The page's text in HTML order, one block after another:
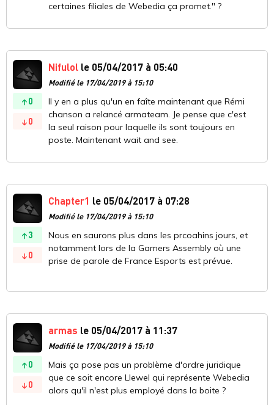
certaines filiales de Webedia ça promet." ?
0
0
Nifulol le 05/04/2017 à 05:40
Modifié le 17/04/2019 à 15:10
Il y en a plus qu'un en faîte maintenant que Rémi
chanson a relancé armateam. Je pense que c'est
la seul raison pour laquelle ils sont toujours en
poste. Maintenant wait and see.
3
0
Chapter1 le 05/04/2017 à 07:28
Modifié le 17/04/2019 à 15:10
Nous en saurons plus dans les prcoahins jours, et
notamment lors de la Gamers Assembly où une
prise de parole de France Esports est prévue.
0
0
armas le 05/04/2017 à 11:37
Modifié le 17/04/2019 à 15:10
Mais ça pose pas un problème d'ordre juridique
que ce soit encore Llewel qui représente Webedia
alors qu'il n'est plus employé dans la boite ?